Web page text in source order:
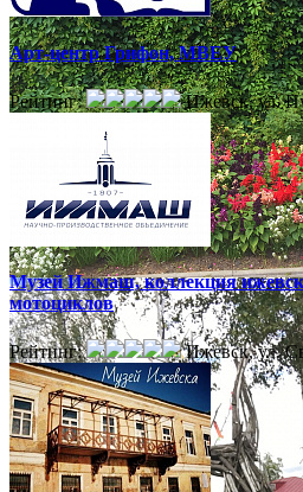
Арт-центр Грифон, МВЕУ
Рейтинг: Ижевск, ул.
Музей Ижмаш, коллекция
мотоциклов
Рейтинг: Ижевск, ул.